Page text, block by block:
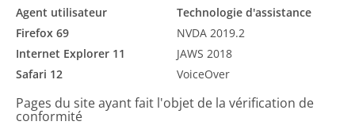
Agent utilisateur
Technologie d'assistance
Firefox 69
NVDA 2019.2
Internet Explorer 11
JAWS 2018
Safari 12
VoiceOver
Pages du site ayant fait l'objet de la vérification de
conformité